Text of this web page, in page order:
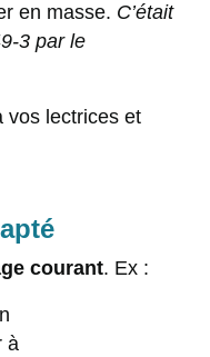
en masse. C’était
3 par le
vos lectrices et
courant. Ex :
à